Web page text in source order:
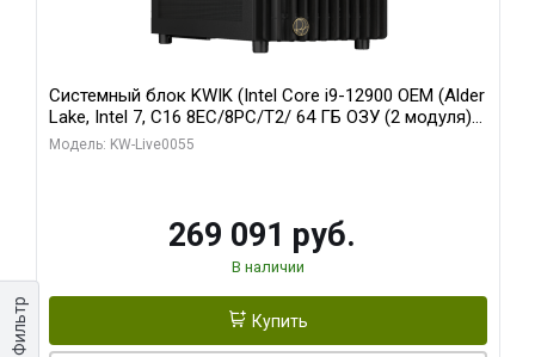
Фильтр
Системный блок KWIK (Intel Core i9-12900 OEM (Alder
Lake, Intel 7, C16 8EC/8PC/T2/ 64 ГБ ОЗУ (2 модуля)/
MSI RTX5080 SHADOW 3X OC 16GB GDDR7 256bit 3xDP
Модель: KW-Live0055
269 091 руб.
В наличии
Купить